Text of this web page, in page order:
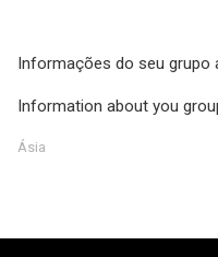
Informações do seu grupo
Information about you
Ásia